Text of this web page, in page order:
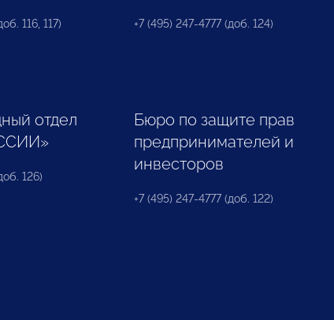
116, 117) +7 (495) 247-4777 (доб. 124)
отдел
126)
Бюро по защите прав
предпринимателей и
инвесторов
+7 (495) 247-4777 (доб. 122)